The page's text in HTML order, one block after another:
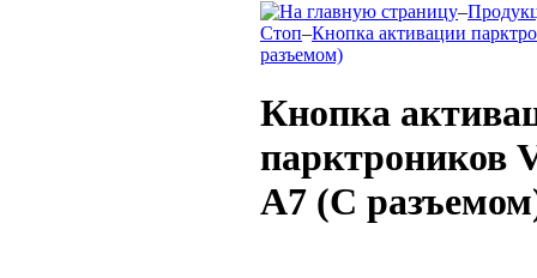
–
Стоп–Кнопка активации
разъемом)
Кнопка
парктроников
A7 (С